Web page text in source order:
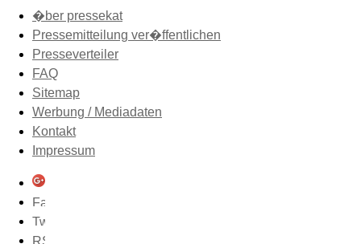
�ber pressekat
Pressemitteilung ver�ffentlichen
Presseverteiler
FAQ
Sitemap
Werbung / Mediadaten
Kontakt
Impressum